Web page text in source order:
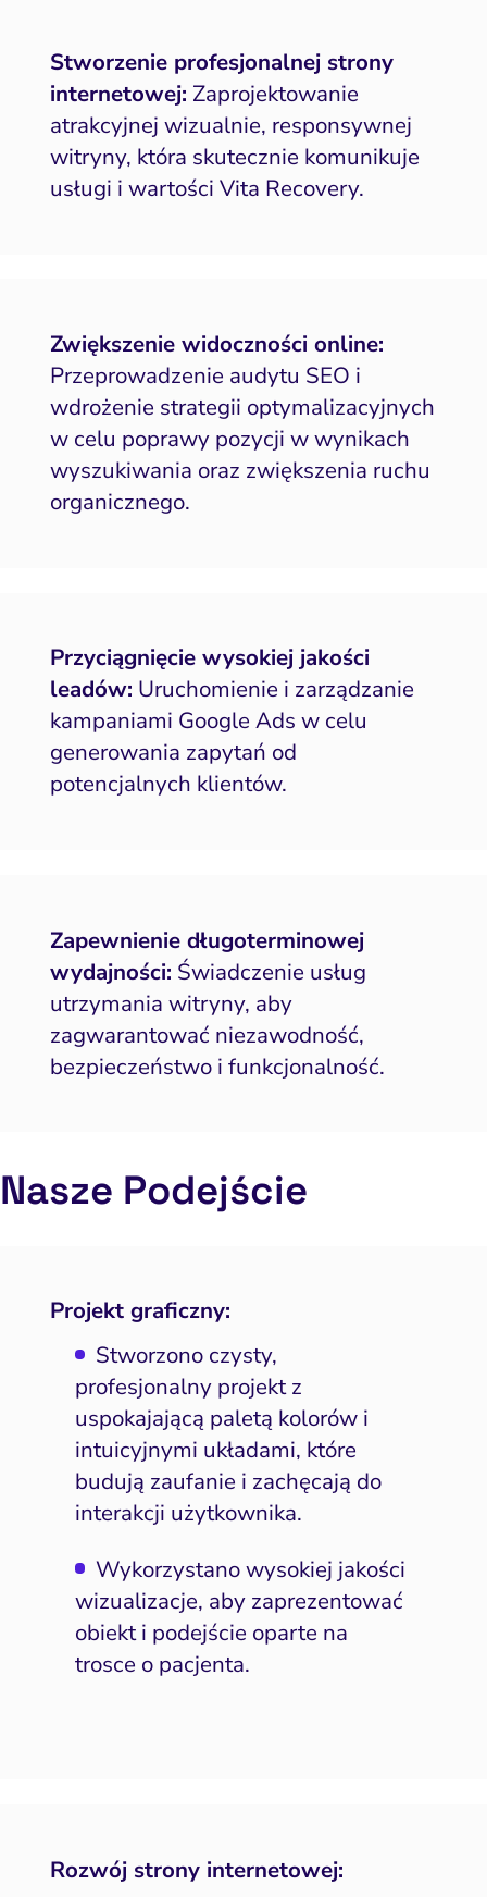
Stworzenie profesjonalnej strony
internetowej: Zaprojektowanie
atrakcyjnej wizualnie, responsywnej
witryny, która skutecznie komunikuje
usługi i wartości Vita Recovery.
Zwiększenie widoczności online:
Przeprowadzenie audytu SEO i
wdrożenie strategii optymalizacyjnych
w celu poprawy pozycji w wynikach
wyszukiwania oraz zwiększenia ruchu
organicznego.
Przyciągnięcie wysokiej jakości
leadów: Uruchomienie i zarządzanie
kampaniami Google Ads w celu
generowania zapytań od
potencjalnych klientów.
Zapewnienie długoterminowej
wydajności: Świadczenie usług
utrzymania witryny, aby
zagwarantować niezawodność,
bezpieczeństwo i funkcjonalność.
Nasze Podejście
Projekt graficzny:
Stworzono czysty,
profesjonalny projekt z
uspokajającą paletą kolorów i
intuicyjnymi układami, które
budują zaufanie i zachęcają do
interakcji użytkownika.
Wykorzystano wysokiej jakości
wizualizacje, aby zaprezentować
obiekt i podejście oparte na
trosce o pacjenta.
Rozwój strony internetowej: